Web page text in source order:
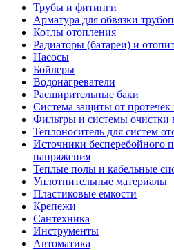
Трубы и фитинги
Арматура для обвязки
Котлы отопления
Радиаторы (батареи) и
Насосы
Бойлеры
Водонагреватели
Расширительные баки
Система защиты от
Фильтры и системы очистки
Теплоноситель для систем
Источники бесперебойного
напряжения
Теплые полы и кабельные
Уплотнительные материалы
Пластиковые емкости
Крепежи
Сантехника
Инструменты
Автоматика